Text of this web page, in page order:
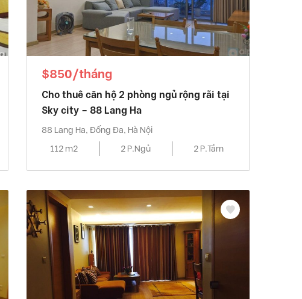
$850/tháng
Cho thuê căn hộ 2 phòng ngủ rộng rãi tại
Sky city – 88 Lang Ha
88 Lang Ha, Đống Đa, Hà Nội
112 m2
2 P.Ngủ 2 P.Tắm